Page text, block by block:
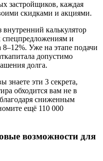
застройщиков, каждая
скидками и акциями.
калькулятор
спецпредложениям и
Уже на этапе подачи
допустимо
долга.
знаете эти 3 секрета,
обходится вам не в
сниженным
ещё 110 000
возможности для